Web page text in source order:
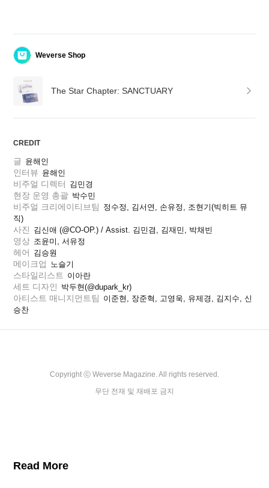
Weverse Shop
The Star Chapter: SANCTUARY
CREDIT
글 윤해인
인터뷰 윤해인
비주얼 디렉터 김민경
현장 운영 총괄 박수민
비주얼 크리에이티브팀 정수정, 김서연, 손유정, 조현기(빅히트 뮤
직)
사진 김신애 (@CO-OP.) / Assist. 김민겸, 김재민, 박채빈
영상 조윤미, 서유정
헤어 김승원
메이크업 노슬기
스타일리스트 이아란
세트 디자인 박두현(@dupark_kr)
아티스트 매니지먼트팀 이준현, 장준혁, 고영욱, 유제경, 김지수, 신
승찬
Copyright ⓒ Weverse Magazine. All rights reserved.
무단 전재 및 재배포 금지
Read More